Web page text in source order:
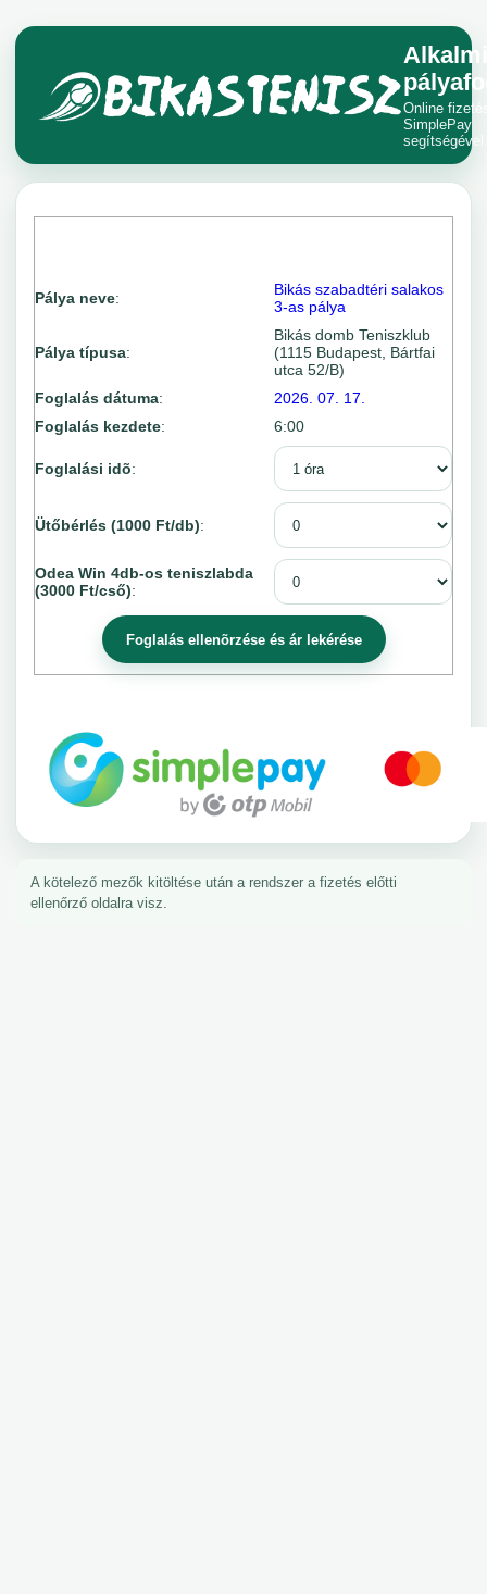
Alkalmi
Online
SimplePay
segítségével.
Pálya neve:
Bikás szabadtéri salakos
3-as pálya
Pálya típusa:
Bikás domb Teniszklub
(1115 Budapest, Bártfai
utca 52/B)
Foglalás dátuma:
2026. 07. 17.
Foglalás kezdete: 6:00
Foglalási idõ:
Ütőbérlés (1000 Ft/db):
Odea Win 4db-os teniszlabda
(3000 Ft/cső):
A kötelező mezők kitöltése után a rendszer a fizetés előtti
ellenőrző oldalra visz.